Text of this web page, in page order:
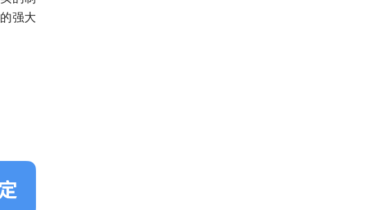
强大